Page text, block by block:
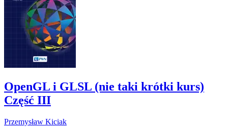
OpenGL i GLSL (nie taki krótki kurs)
Część III
Przemysław Kiciak